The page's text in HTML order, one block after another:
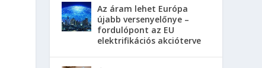
Az áram lehet Európa
újabb versenyelőnye –
fordulópont az EU
elektrifikációs akcióterve